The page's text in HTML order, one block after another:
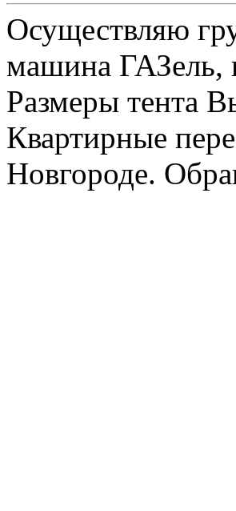
Осуществляю
машина ГАЗель,
Размеры тента
Квартирные
Новгороде.